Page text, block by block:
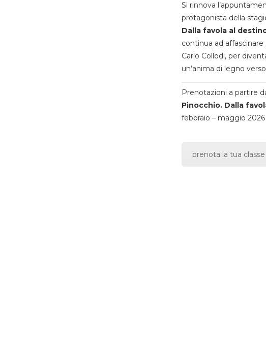
Si rinnova
protagonista della
Dalla favola al
continua ad
Carlo Collodi, per
un’anima di legno
Prenotazioni a partire
Pinocchio. Dalla
febbraio – maggio 2026
prenota la tua classe